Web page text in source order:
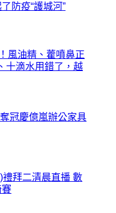
防疫“護城河”
風油精、藿噴鼻正
十滴水用錯了，越
冠慶億嵐辦公家具
拜二清晨直播 數
賽